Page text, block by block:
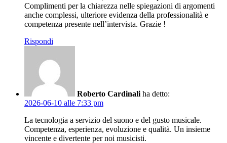
Complimenti per la chiarezza nelle spiegazioni di argomenti
anche complessi, ulteriore evidenza della professionalità e
competenza presente nell’intervista. Grazie !
Rispondi
Roberto Cardinali ha detto:
2026-06-10 alle 7:33 pm
La tecnologia a servizio del suono e del gusto musicale.
Competenza, esperienza, evoluzione e qualità. Un insieme
vincente e divertente per noi musicisti.